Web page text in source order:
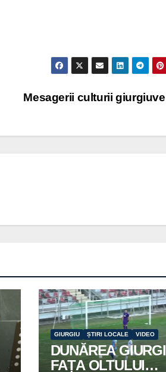
Mesagerii culturii
GIURGIU ȘTIRI LOCALE VIDEO
DUNĂREA
FAȚA OLTULUI